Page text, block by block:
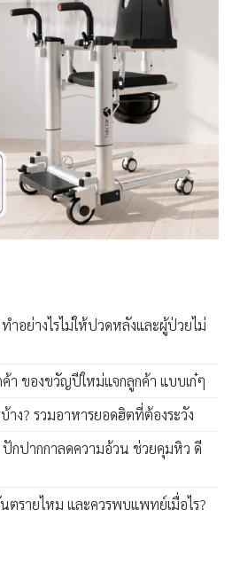
ำอย่างไรไม่ให้ปวดหลังและผู้ป่วยไม่
ค้า ของขวัญปีใหม่แจกลูกค้า แบบเก๋ๆ
าง? รวมอาหารยอดฮิตที่ต้องระวัง
กปากกาลดความอ้วน ช่วยคุมหิว ดี
นตรายไหม และควรพบแพทย์เมื่อไร?